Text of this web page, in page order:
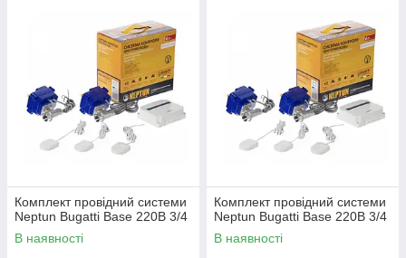
Комплект провідний системи
Neptun Bugatti Base 220B 3/4
В наявності
Комплект провідний системи
Neptun Bugatti Base 220B 3/4
В наявності